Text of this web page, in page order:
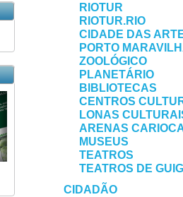
RIOTUR
RIOTUR.RIO
CIDADE DAS
PORTO
ZOOLÓGICO
PLANETÁRIO
BIBLIOTECAS
CENTROS
LONAS
ARENAS
MUSEUS
TEATROS
TEATROS DE
CIDADÃO